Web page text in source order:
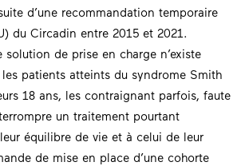
d’une recommandation temporaire
du Circadin entre 2015 et 2021.
solution de prise en charge n’existe
les patients atteints du syndrome Smith
18 ans, les contraignant parfois, faute
un traitement pourtant
équilibre de vie et à celui de leur
de mise en place d’une cohorte